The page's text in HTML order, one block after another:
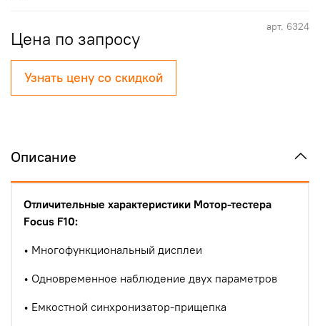
арт. 6324
Цена по запросу
Узнать цену со скидкой
Описание
Отличительные характеристики Мотор-тестера
Focus F10:
• Многофункциональный дисплеи
• Одновременное наблюдение двух параметров
• Емкостной синхронизатор-прищепка